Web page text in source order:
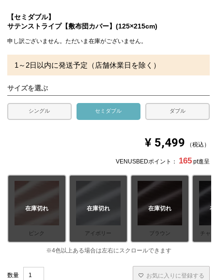
【セミダブル】
サテンストライプ【敷布団カバー】(125×215cm)
申し訳ございません。ただいま在庫がございません。
1～2日以内に発送予定（店舗休業日を除く）
サイズを選ぶ
シングル セミダブル ダブル
¥ 5,499 税込
VENUSBEDポイント： 165 pt進呈
ピンク
在庫切れ
アイボリー
在庫切れ
ブラウン
在庫切れ
チャ
在
お気に入りに登録する